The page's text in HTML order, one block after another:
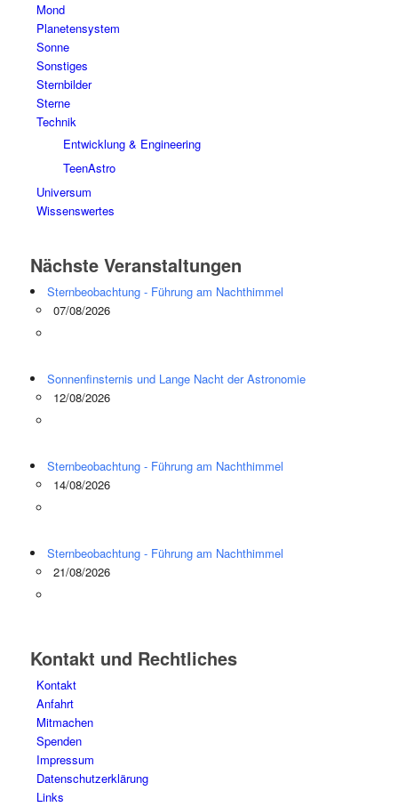
Mond
Planetensystem
Sonne
Sonstiges
Sternbilder
Sterne
Technik
Entwicklung & Engineering
TeenAstro
Universum
Wissenswertes
Nächste Veranstaltungen
Sternbeobachtung - Führung am Nachthimmel
07/08/2026
Sonnenfinsternis und Lange Nacht der Astronomie
12/08/2026
Sternbeobachtung - Führung am Nachthimmel
14/08/2026
Sternbeobachtung - Führung am Nachthimmel
21/08/2026
Kontakt und Rechtliches
Kontakt
Anfahrt
Mitmachen
Spenden
Impressum
Datenschutzerklärung
Links